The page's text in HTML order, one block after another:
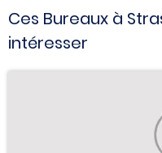
Ces Bureaux à
intéresser